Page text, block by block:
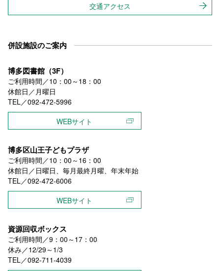
交通アクセス
併設施設のご案内
博多図書館（3F）
ご利用時間／10：00～18：00
休館日／月曜日
TEL／092-472-5996
WEBサイト
博多区山王子どもプラザ
ご利用時間／10：00～16：00
休館日／日曜日、毎月最終月曜、年末年始
TEL／092-472-6006
WEBサイト
資源回収ボックス
ご利用時間／9：00～17：00
休み／12/29～1/3
TEL／092-711-4039